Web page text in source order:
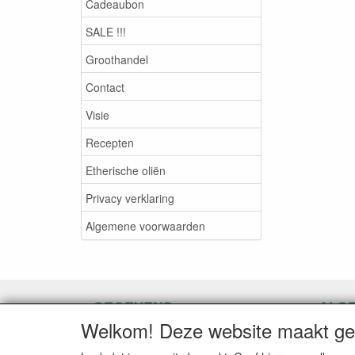
Cadeaubon
SALE !!!
Groothandel
Contact
Visie
Recepten
Etherische oliën
Privacy verklaring
Algemene voorwaarden
GEGEVENS
Herroepingslink aanvragen
Welkom! Deze website maakt